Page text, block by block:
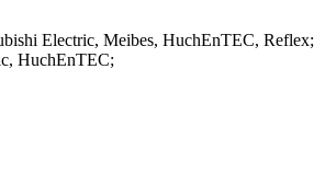
Electric, Meibes, HuchEnTEC, Reflex;
HuchEnTEC;